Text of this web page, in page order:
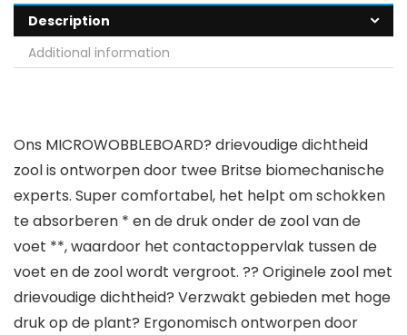
Description
Additional information
Ons MICROWOBBLEBOARD? drievoudige dichtheid
zool is ontworpen door twee Britse biomechanische
experts. Super comfortabel, het helpt om schokken
te absorberen * en de druk onder de zool van de
voet **, waardoor het contactoppervlak tussen de
voet en de zool wordt vergroot. ?? Originele zool met
drievoudige dichtheid? Verzwakt gebieden met hoge
druk op de plant? Ergonomisch ontworpen door